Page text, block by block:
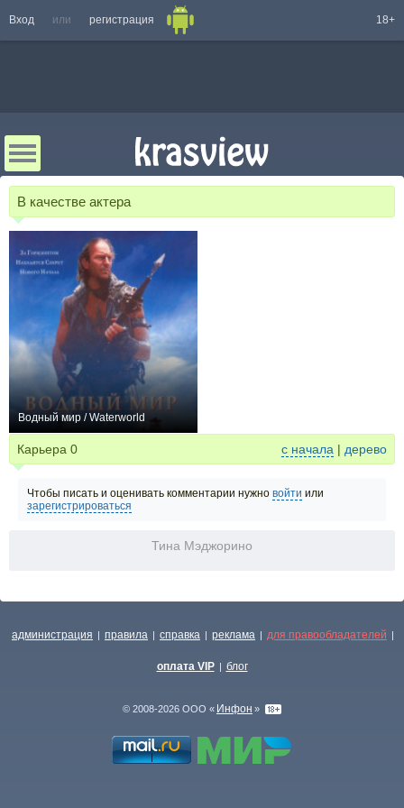
Вход или регистрация 18+
В качестве актера
Водный мир / Waterworld
Карьера 0 с начала | дерево
Чтобы писать и оценивать комментарии нужно войти или
зарегистрироваться
Тина Мэджорино
администрация | правила | справка | реклама | для правообладателей |
оплата VIP | блог
© 2008-2026 ООО « Инфон »